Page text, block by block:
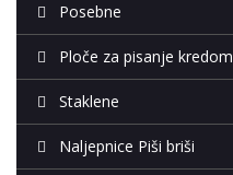
Posebne
Ploče za pisanje kredom
Staklene
Naljepnice Piši briši